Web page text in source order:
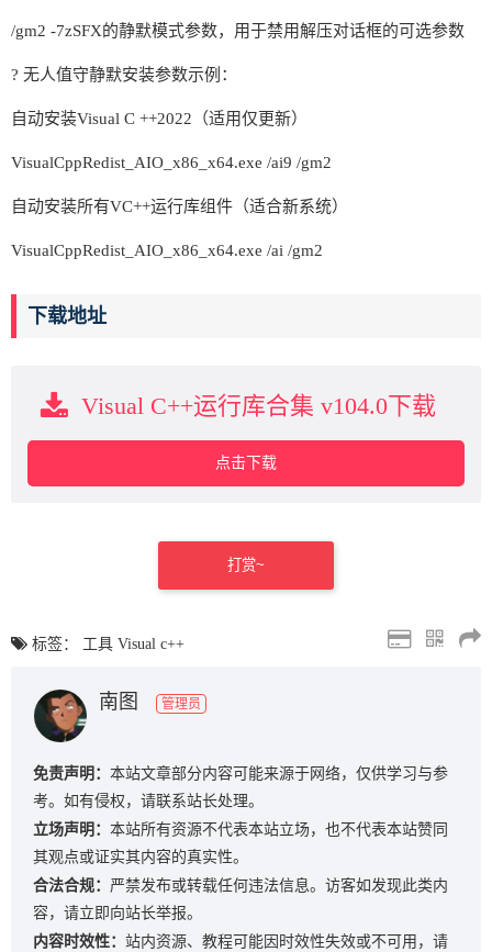
/gm2 -7zSFX的静默模式参数，用于禁用解压对话框的可选参数
? 无人值守静默安装参数示例：
自动安装Visual C ++2022（适用仅更新）
VisualCppRedist_AIO_x86_x64.exe /ai9 /gm2
自动安装所有VC++运行库组件（适合新系统）
VisualCppRedist_AIO_x86_x64.exe /ai /gm2
下载地址
Visual C++运行库合集 v104.0下载
点击下载
打赏~
标签： 工具 Visual c++
南图 管理员
免责声明： 本站文章部分内容可能来源于网络，仅供学习与参
考。如有侵权，请联系站长处理。
立场声明： 本站所有资源不代表本站立场，也不代表本站赞同
其观点或证实其内容的真实性。
合法合规： 严禁发布或转载任何违法信息。访客如发现此类内
容，请立即向站长举报。
内容时效性： 站内资源、教程可能因时效性失效或不可用，请